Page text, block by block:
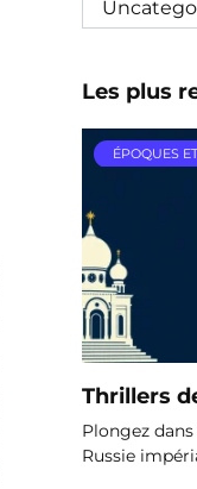
Les plus
ÉPOQUES
Thrillers
Plongez
Russie